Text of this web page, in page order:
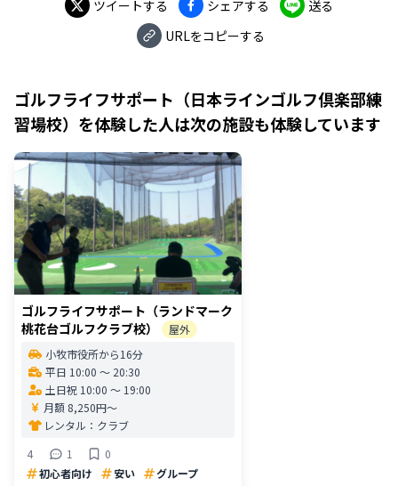
ツイートする シェアする
送る
URLをコピーする
ゴルフライフサポート（日本ラインゴルフ倶楽部練
習場校） を体験した人は次の施設も体験しています
ゴルフライフサポート（ランドマーク
桃花台ゴルフクラブ校）
屋外
小牧市役所から16分
平日 10:00 〜 20:30
土日祝 10:00 〜 19:00
月額 8,250円〜
レンタル： クラブ
4
1
0
初心者向け
安い
グループ